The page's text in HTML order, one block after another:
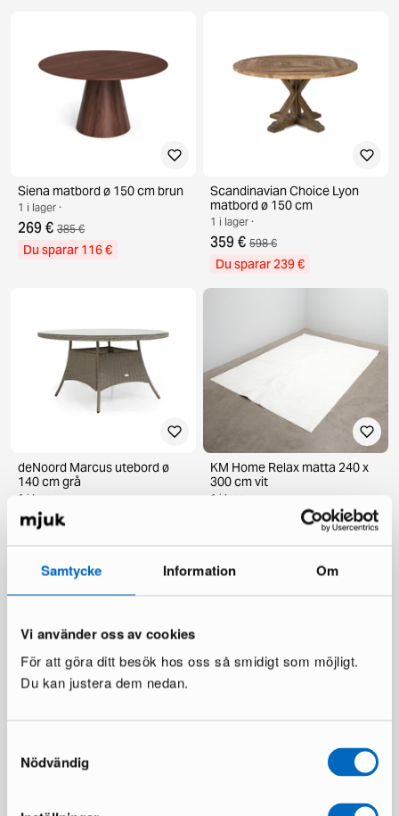
Samtycke Information Om
Vi använder oss av cookies
För att göra ditt besök hos oss så smidigt som möjligt.
Du kan justera dem nedan.
Nödvändig
Siena matbord ø 150 cm brun
1 i lager ·
269 € 385 €
Du sparar 116 €
Scandinavian Choice Lyon
matbord ø 150 cm
1 i lager ·
359 € 598 €
Du sparar 239 €
deNoord Marcus utebord ø
140 cm grå
1 i lager ·
199 € 336 €
KM Home Relax matta 240 x
300 cm vit
1 i lager ·
mörkbrun skinn